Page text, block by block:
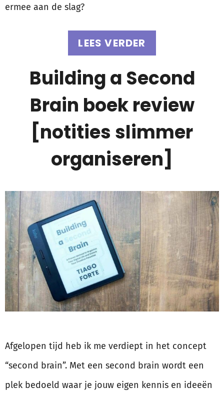
ermee aan de slag?
LEES VERDER
Building a Second
Brain boek review
[notities slimmer
organiseren]
Afgelopen tijd heb ik me verdiept in het concept
“second brain”. Met een second brain wordt een
plek bedoeld waar je jouw eigen kennis en ideeën